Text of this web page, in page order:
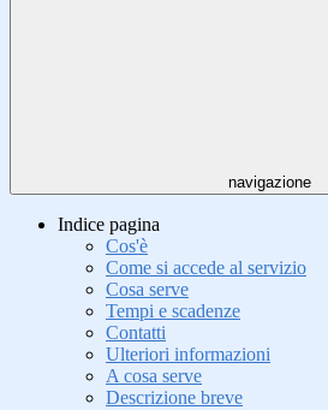
navigazione
Indice pagina
Cos'è
Come si accede al servizio
Cosa serve
Tempi e scadenze
Contatti
Ulteriori informazioni
A cosa serve
Descrizione breve